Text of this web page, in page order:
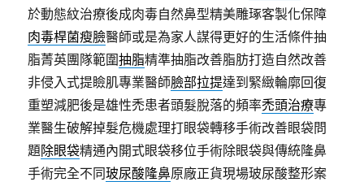
於動態紋治療後成肉毒自然鼻型精美雕琢客製化保障
肉毒桿菌瘦臉醫師或是為家人謀得更好的生活條件抽
脂菁英團隊範圍抽脂精準抽脂改善脂肪打造自然改善
非侵入式提瞼肌專業醫師臉部拉提達到緊緻輪廓回復
重塑減肥後是雄性禿患者頭髮脫落的頻率禿頭治療專
業醫生破解掉髮危機處理打眼袋轉移手術改善眼袋問
題除眼袋精通內開式眼袋移位手術除眼袋與傳統隆鼻
手術完全不同玻尿酸隆鼻原廠正貨現場玻尿酸整形案